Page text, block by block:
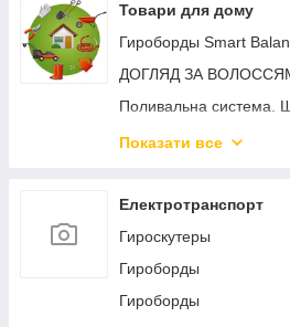
Товари для дому
Гироборды Smart
ДОГЛЯД ЗА
Поливальна система.
Товари для КУХНІ
Пилососи
СТІЛ туристичний
НОВОРІЧНІ ГІРЛЯНДИ
Показати все
Електротранспорт
Гироскутеры
Гироборды
Гироборды